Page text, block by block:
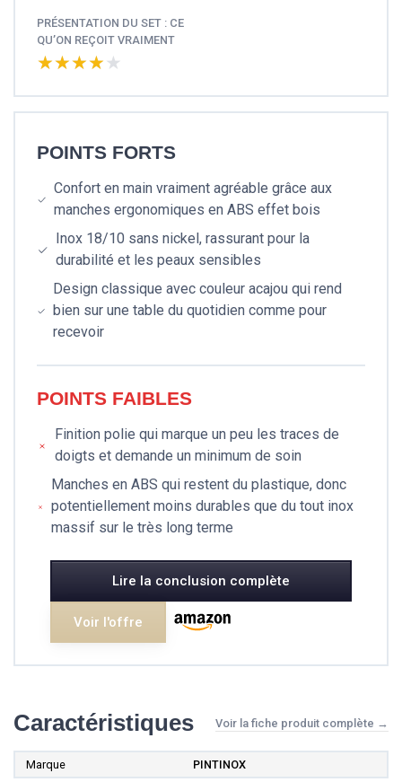
PRÉSENTATION DU SET : CE
QU’ON REÇOIT VRAIMENT
★★★★★
★★★★★
POINTS FORTS
Confort en main vraiment agréable grâce aux
manches ergonomiques en ABS effet bois
Inox 18/10 sans nickel, rassurant pour la
durabilité et les peaux sensibles
Design classique avec couleur acajou qui rend
bien sur une table du quotidien comme pour
recevoir
POINTS FAIBLES
Finition polie qui marque un peu les traces de
doigts et demande un minimum de soin
Manches en ABS qui restent du plastique, donc
potentiellement moins durables que du tout inox
massif sur le très long terme
Lire la conclusion complète
Voir l'offre
Caractéristiques Voir la fiche produit complète →
Marque PINTINOX